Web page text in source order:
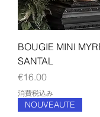
BOUGIE MINI
SANTAL
価格
€16.00
消費税込み
NOUVEAUTE